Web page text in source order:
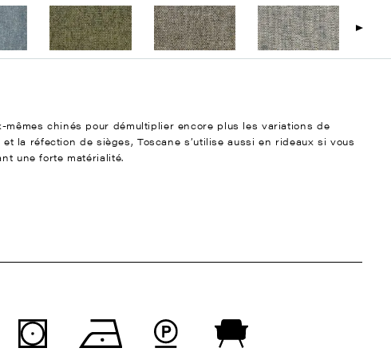
chinés pour démultiplier encore plus les variations de
la réfection de sièges, Toscane s’utilise aussi en rideaux si vous
une forte matérialité.